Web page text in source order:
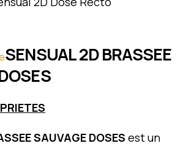
SENSUAL 2D BRASSEE
SAUVAGE DOSES est un